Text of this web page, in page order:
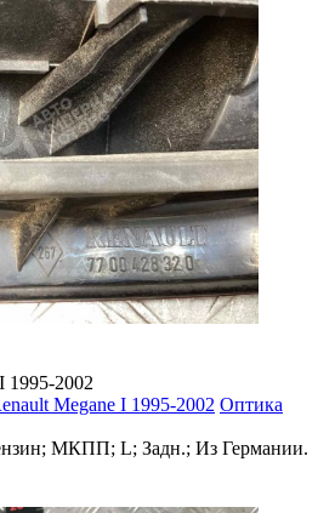
1995-2002
Megane I 1995-2002 Оптика
МКПП; L; Задн.; Из Германии.